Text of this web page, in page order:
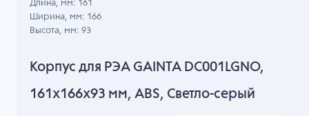
Корпус для РЭА GAINTA DC001LGNO,
161x166x93 мм, ABS, Светло-серый
Длина, мм: 161
Ширина, мм: 166
Высота, мм: 93